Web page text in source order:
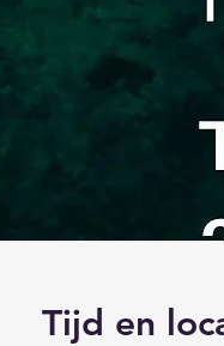
Tijd en